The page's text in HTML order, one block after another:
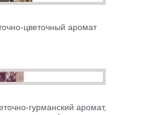
цветочный аромат
гурманский аромат,